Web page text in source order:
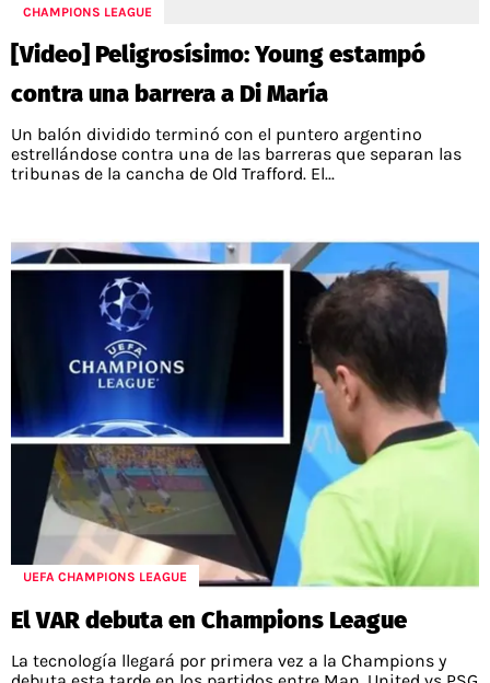
CHAMPIONS LEAGUE
[Video] Peligrosísimo: Young estampó
contra una barrera a Di María
Un balón dividido terminó con el puntero argentino
estrellándose contra una de las barreras que separan las
tribunas de la cancha de Old Trafford. El...
UEFA CHAMPIONS LEAGUE
El VAR debuta en Champions League
La tecnología llegará por primera vez a la Champions y